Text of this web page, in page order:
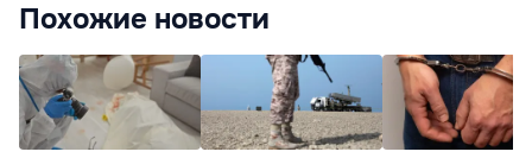
Похожие новости